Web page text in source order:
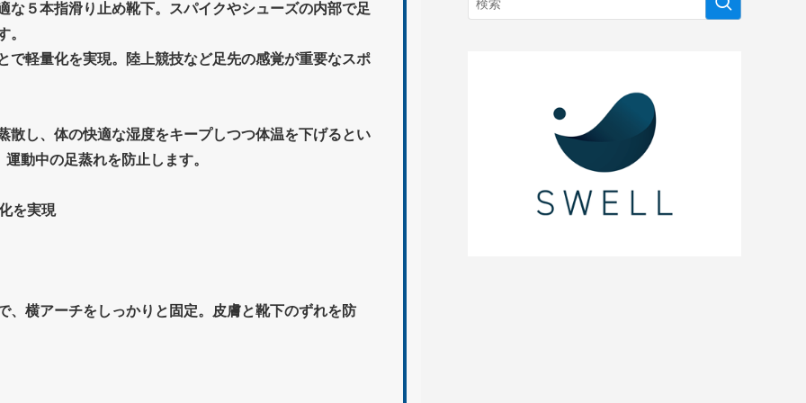
な５本指滑り止め靴下。スパイクやシューズの内部で足
で軽量化を実現。陸上競技など足先の感覚が重要なスポ
散し、体の快適な湿度をキープしつつ体温を下げるとい
動中の足蒸れを防止します。
を実現
、横アーチをしっかりと固定。皮膚と靴下のずれを防